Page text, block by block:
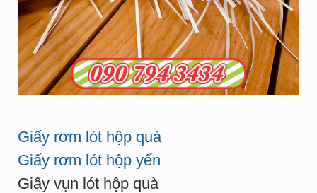
Giấy rơm lót hộp quà
Giấy rơm lót hộp yến
Giấy vụn lót hộp quà